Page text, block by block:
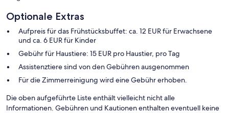
Optionale Extras
Aufpreis für das Frühstücksbuffet: ca. 12 EUR für Erwachsene
und ca. 6 EUR für Kinder
Gebühr für Haustiere: 15 EUR pro Haustier, pro Tag
Assistenztiere sind von den Gebühren ausgenommen
Für die Zimmerreinigung wird eine Gebühr erhoben.
Die oben aufgeführte Liste enthält vielleicht nicht alle
Informationen. Gebühren und Kautionen enthalten eventuell keine